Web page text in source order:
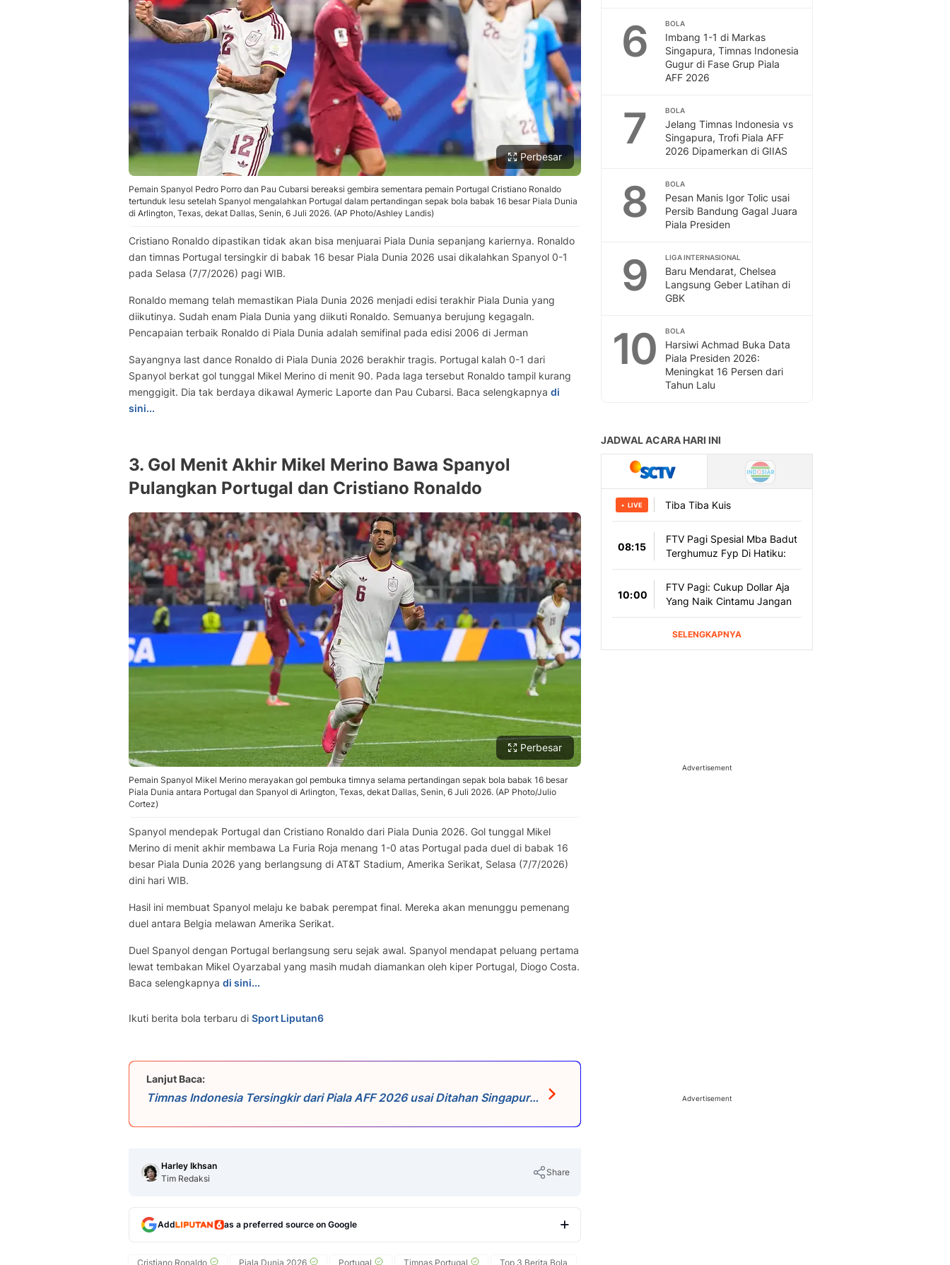
Perbesar
Pemain Spanyol Pedro Porro dan Pau Cubarsi bereaksi gembira sementara pemain Portugal Cristiano Ronaldo
tertunduk lesu setelah Spanyol mengalahkan Portugal dalam pertandingan sepak bola babak 16 besar Piala Dunia
di Arlington, Texas, dekat Dallas, Senin, 6 Juli 2026. (AP Photo/Ashley Landis)
Cristiano Ronaldo dipastikan tidak akan bisa menjuarai Piala Dunia sepanjang kariernya. Ronaldo
dan timnas Portugal tersingkir di babak 16 besar Piala Dunia 2026 usai dikalahkan Spanyol 0-1
pada Selasa (7/7/2026) pagi WIB.
Ronaldo memang telah memastikan Piala Dunia 2026 menjadi edisi terakhir Piala Dunia yang
diikutinya. Sudah enam Piala Dunia yang diikuti Ronaldo. Semuanya berujung kegagaln.
Pencapaian terbaik Ronaldo di Piala Dunia adalah semifinal pada edisi 2006 di Jerman
Sayangnya last dance Ronaldo di Piala Dunia 2026 berakhir tragis. Portugal kalah 0-1 dari
Spanyol berkat gol tunggal Mikel Merino di menit 90. Pada laga tersebut Ronaldo tampil kurang
menggigit. Dia tak berdaya dikawal Aymeric Laporte dan Pau Cubarsi. Baca selengkapnya di
sini...
3. Gol Menit Akhir Mikel Merino Bawa Spanyol
Pulangkan Portugal dan Cristiano Ronaldo
Perbesar
Pemain Spanyol Mikel Merino merayakan gol pembuka timnya selama pertandingan sepak bola babak 16 besar
Piala Dunia antara Portugal dan Spanyol di Arlington, Texas, dekat Dallas, Senin, 6 Juli 2026. (AP Photo/Julio
Cortez)
Spanyol mendepak Portugal dan Cristiano Ronaldo dari Piala Dunia 2026. Gol tunggal Mikel
Merino di menit akhir membawa La Furia Roja menang 1-0 atas Portugal pada duel di babak 16
besar Piala Dunia 2026 yang berlangsung di AT&T Stadium, Amerika Serikat, Selasa (7/7/2026)
dini hari WIB.
Hasil ini membuat Spanyol melaju ke babak perempat final. Mereka akan menunggu pemenang
duel antara Belgia melawan Amerika Serikat.
Duel Spanyol dengan Portugal berlangsung seru sejak awal. Spanyol mendapat peluang pertama
lewat tembakan Mikel Oyarzabal yang masih mudah diamankan oleh kiper Portugal, Diogo Costa.
Baca selengkapnya di sini...
Ikuti berita bola terbaru di Sport Liputan6
Lanjut Baca:
Timnas Indonesia Tersingkir dari Piala AFF 2026 usai Ditahan Singapura,
Harley Ikhsan
Tim Redaksi
Share
Add as a preferred source on Google
Cristiano Ronaldo Piala Dunia 2026 Portugal Timnas Portugal Top 3 Berita Bola
6 BOLA
Imbang 1-1 di Markas
Singapura, Timnas Indonesia
Gugur di Fase Grup Piala
AFF 2026
7 BOLA
Jelang Timnas Indonesia vs
Singapura, Trofi Piala AFF
2026 Dipamerkan di GIIAS
8 BOLA
Pesan Manis Igor Tolic usai
Persib Bandung Gagal Juara
Piala Presiden
9 LIGA INTERNASIONAL
Baru Mendarat, Chelsea
Langsung Geber Latihan di
GBK
10 BOLA
Harsiwi Achmad Buka Data
Piala Presiden 2026:
Meningkat 16 Persen dari
Tahun Lalu
Advertisement
Advertisement